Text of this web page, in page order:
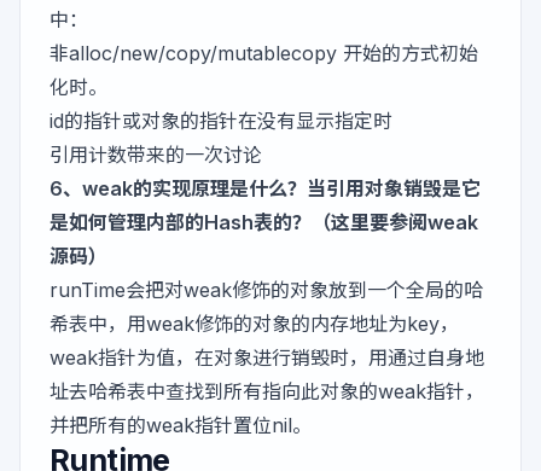
中：
非alloc/new/copy/mutablecopy 开始的方式初始
化时。
id的指针或对象的指针在没有显示指定时
引用计数带来的一次讨论
6、weak的实现原理是什么？当引用对象销毁是它
是如何管理内部的Hash表的？（这里要参阅weak
源码）
runTime会把对weak修饰的对象放到一个全局的哈
希表中，用weak修饰的对象的内存地址为key，
weak指针为值，在对象进行销毁时，用通过自身地
址去哈希表中查找到所有指向此对象的weak指针，
并把所有的weak指针置位nil。
Runtime